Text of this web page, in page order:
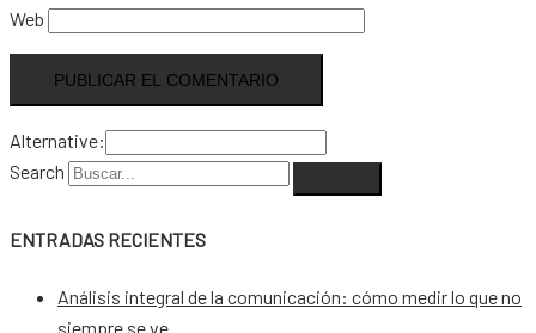
Web
Alternative:
Search
ENTRADAS RECIENTES
Análisis integral de la comunicación: cómo medir lo que no
siempre se ve